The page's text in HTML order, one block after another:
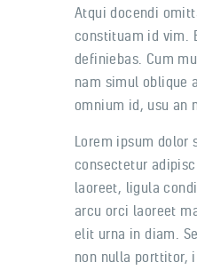
Atqui docendi
constituam id vim.
definiebas. Cum
nam simul oblique
omnium id, usu an
Lorem ipsum dolor
consectetur
laoreet, ligula
arcu orci laoreet
elit urna in diam.
non nulla porttitor,